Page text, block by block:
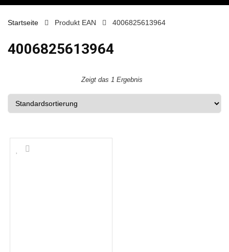
Startseite Produkt EAN 4006825613964
4006825613964
Zeigt das 1 Ergebnis